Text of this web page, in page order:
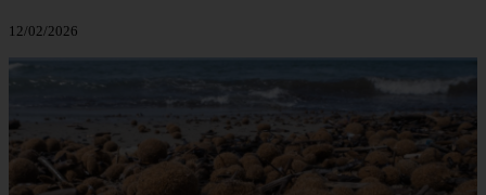
12/02/2026